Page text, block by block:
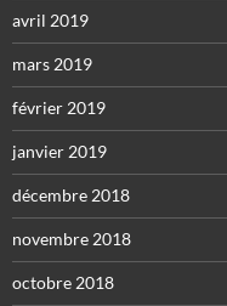
avril 2019
mars 2019
février 2019
janvier 2019
décembre 2018
novembre 2018
octobre 2018